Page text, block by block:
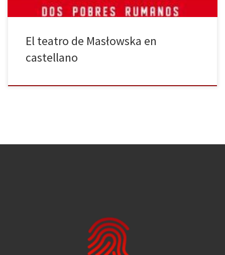
El teatro de Masłowska en
castellano